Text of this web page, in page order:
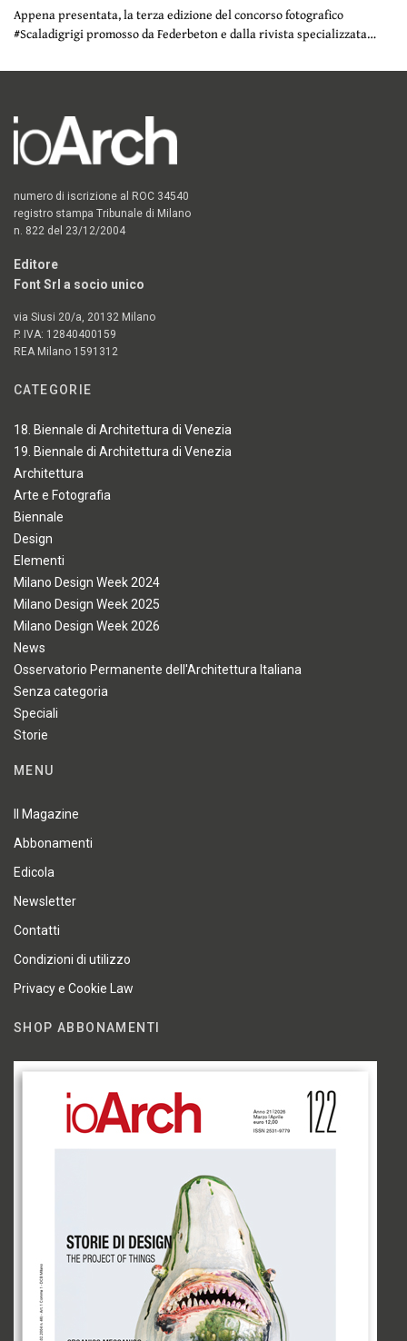
Appena presentata, la terza edizione del concorso fotografico
#Scaladigrigi promosso da Federbeton e dalla rivista specializzata…
numero di iscrizione al ROC 34540
registro stampa Tribunale di Milano
n. 822 del 23/12/2004
Editore
Font Srl a socio unico
via Siusi 20/a, 20132 Milano
P. IVA: 12840400159
REA Milano 1591312
CATEGORIE
18. Biennale di Architettura di Venezia
19. Biennale di Architettura di Venezia
Architettura
Arte e Fotografia
Biennale
Design
Elementi
Milano Design Week 2024
Milano Design Week 2025
Milano Design Week 2026
News
Osservatorio Permanente dell'Architettura Italiana
Senza categoria
Speciali
Storie
MENU
Il Magazine
Abbonamenti
Edicola
Newsletter
Contatti
Condizioni di utilizzo
Privacy e Cookie Law
SHOP ABBONAMENTI